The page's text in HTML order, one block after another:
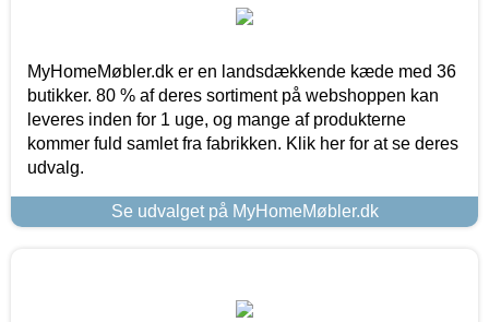
MyHomeMøbler.dk er en landsdækkende kæde med 36
butikker. 80 % af deres sortiment på webshoppen kan
leveres inden for 1 uge, og mange af produkterne
kommer fuld samlet fra fabrikken. Klik her for at se deres
udvalg.
Se udvalget på MyHomeMøbler.dk